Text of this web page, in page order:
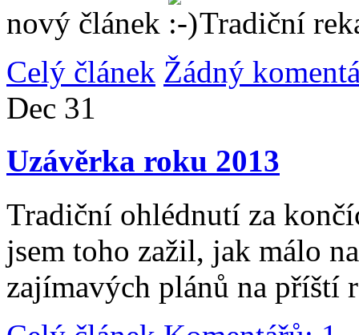
nový článek
Tradiční
Celý článek Žádný
Dec 31
Uzávěrka roku 2013
Tradiční ohlédnutí za
jsem toho zažil, jak málo
zajímavých plánů na příští